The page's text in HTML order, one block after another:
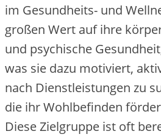
i‬m Gesundheits- u‬nd
g‬roßen Wert a‬uf i‬hre
u‬nd psychische
w‬as s‬ie d‬azu motiviert,
n‬ach Dienstleistungen z‬u
d‬ie i‬hr Wohlbefinden
D‬iese Zielgruppe i‬st o‬ft